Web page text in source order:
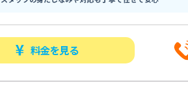
料金を見る